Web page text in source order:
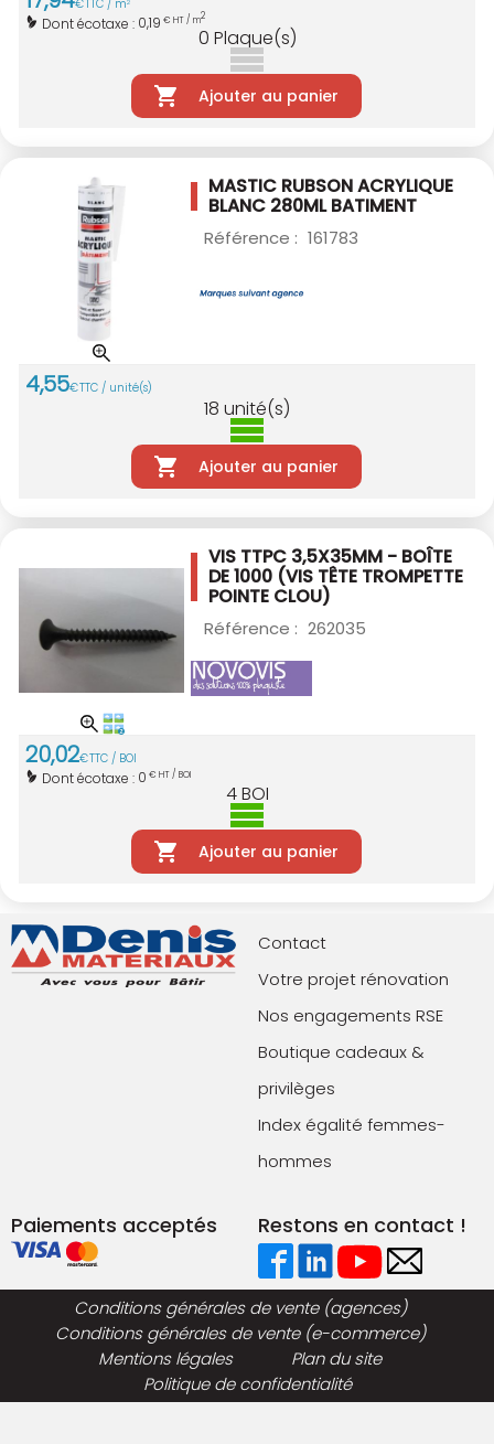
€TTC / m2
Dont écotaxe : 0,19 € HT / m2
0 Plaque(s)
Ajouter au panier
MASTIC RUBSON ACRYLIQUE
BLANC 280MLBATIMENT
Référence : 161783
4,55€TTC / unité(s)
18 unité(s)
Ajouter au panier
VIS TTPC 3,5X35MM - BOÎTE
DE 1000 (VIS TÊTE TROMPETTE
POINTE CLOU)
Référence : 262035
20,02€TTC / BOI
Dont écotaxe : 0 € HT / BOI
4BOI
Ajouter au panier
Contact
Votre projet rénovation
Nos engagements RSE
Boutique cadeaux &
privilèges
Index égalité femmes-
hommes
Paiements acceptés Restons en contact !
Conditions générales de vente (agences)
Conditions générales de vente (e-commerce)
Mentions légales
Plan du site
Politique de confidentialité